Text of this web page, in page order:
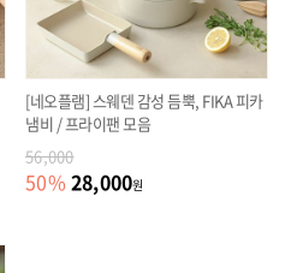
[네오플램] 스웨덴 감성 듬뿍, FIKA 피카
냄비 / 프라이팬 모음
56,000
50% 28,000원